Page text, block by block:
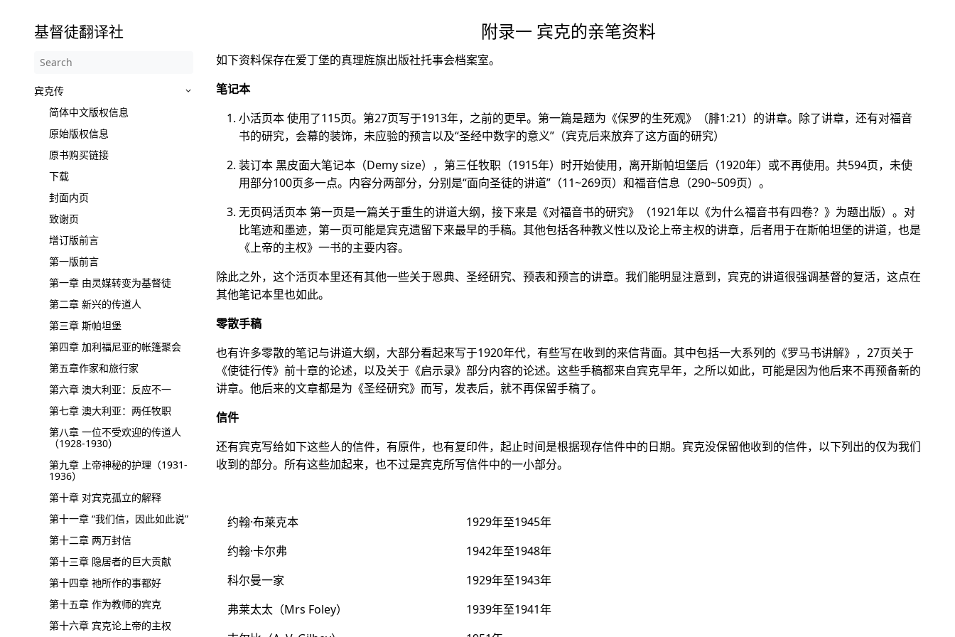
基督徒翻译社
宾克传
简体中文版权信息
原始版权信息
原书购买链接
下载
封面内页
致谢页
增订版前言
第一版前言
第一章 由灵媒转变为基督徒
第二章 新兴的传道人
第三章 斯帕坦堡
第四章 加利福尼亚的帐篷聚会
第五章作家和旅行家
第六章 澳大利亚：反应不一
第七章 澳大利亚：两任牧职
第八章 一位不受欢迎的传道人
（1928-1930）
第九章 上帝神秘的护理（1931-
1936）
第十章 对宾克孤立的解释
第十一章 “我们信，因此如此说”
第十二章 两万封信
第十三章 隐居者的巨大贡献
第十四章 祂所作的事都好
第十五章 作为教师的宾克
第十六章 宾克论上帝的主权
附录一 宾克的亲笔资料
如下资料保存在爱丁堡的真理旌旗出版社托事会档案室。
笔记本
小活页本 使用了115页。第27页写于1913年，之前的更早。第一篇是题为《保罗的生死观》（腓1:21）的讲章。除了讲章，还有对福音
书的研究，会幕的装饰，未应验的预言以及“圣经中数字的意义”（宾克后来放弃了这方面的研究）
装订本 黑皮面大笔记本（Demy size），第三任牧职（1915年）时开始使用，离开斯帕坦堡后（1920年）或不再使用。共594页，未使
用部分100页多一点。内容分两部分，分别是“面向圣徒的讲道”（11~269页）和福音信息（290~509页）。
无页码活页本 第一页是一篇关于重生的讲道大纲，接下来是《对福音书的研究》（1921年以《为什么福音书有四卷？》为题出版）。对
比笔迹和墨迹，第一页可能是宾克遗留下来最早的手稿。其他包括各种教义性以及论上帝主权的讲章，后者用于在斯帕坦堡的讲道，也是
《上帝的主权》一书的主要内容。
除此之外，这个活页本里还有其他一些关于恩典、圣经研究、预表和预言的讲章。我们能明显注意到，宾克的讲道很强调基督的复活，这点在
其他笔记本里也如此。
零散手稿
也有许多零散的笔记与讲道大纲，大部分看起来写于1920年代，有些写在收到的来信背面。其中包括一大系列的《罗马书讲解》，27页关于
《使徒行传》前十章的论述，以及关于《启示录》部分内容的论述。这些手稿都来自宾克早年，之所以如此，可能是因为他后来不再预备新的
讲章。他后来的文章都是为《圣经研究》而写，发表后，就不再保留手稿了。
信件
还有宾克写给如下这些人的信件，有原件，也有复印件，起止时间是根据现存信件中的日期。宾克没保留他收到的信件，以下列出的仅为我们
收到的部分。所有这些加起来，也不过是宾克所写信件中的一小部分。
约翰·布莱克本
1929年至1945年
约翰·卡尔弗
1942年至1948年
科尔曼一家
1929年至1943年
弗莱太太（Mrs Foley）
1939年至1941年